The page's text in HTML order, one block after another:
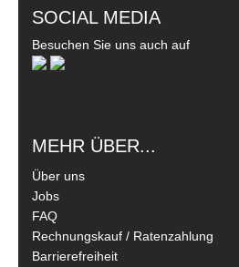
SOCIAL MEDIA
Besuchen Sie uns auch auf
MEHR ÜBER...
Über uns
Jobs
FAQ
Rechnungskauf / Ratenzahlung
Barrierefreiheit